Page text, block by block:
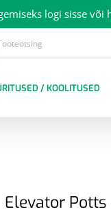
/ KOOLITUSED
Elevator
logi sisse või